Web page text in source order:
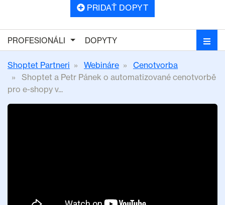
PRIDAŤ DOPYT
PROFESIONÁLI DOPYTY
Shoptet Partneri Webináre
Cenotvorba
Shoptet a Petr Pánek o automatizované cenotvorbě
pro e-shopy v...